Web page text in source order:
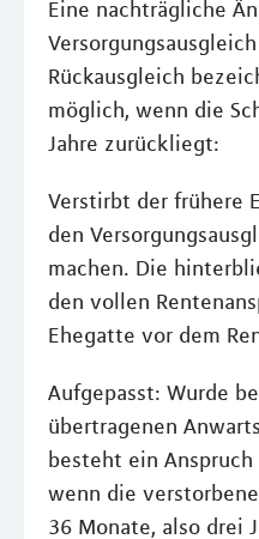
Eine nachträgliche
Rückausgleich
möglich, wenn die
Jahre zurückliegt:
Verstirbt der frühere
den
machen. Die
den vollen
Ehegatte vor dem
Aufgepasst: Wurde
übertragenen
besteht ein
wenn die
36 Monate, also drei